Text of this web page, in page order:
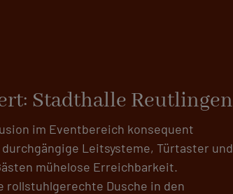
Stadthalle Reutlingen
im Eventbereich konsequent
Leitsysteme, Türtaster und
mühelose Erreichbarkeit.
rollstuhlgerechte Dusche in den